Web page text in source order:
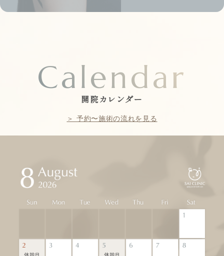
Calendar
開院カレンダー
＞ 予約〜施術の流れを見る